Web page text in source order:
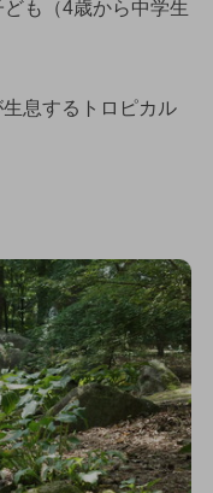
も（4歳から中学生
息するトロピカル